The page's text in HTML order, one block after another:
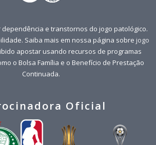
e transtornos do jogo patológico.
Saiba mais em nossa página sobre jogo
apostar usando recursos de programas
o Bolsa Família e o Benefício de Prestação
Continuada.
Oficial